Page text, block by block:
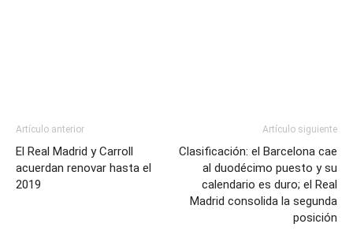
Artículo anterior
El Real Madrid y Carroll
acuerdan renovar hasta el
2019
Artículo siguiente
Clasificación: el Barcelona cae
al duodécimo puesto y su
calendario es duro; el Real
Madrid consolida la segunda
posición